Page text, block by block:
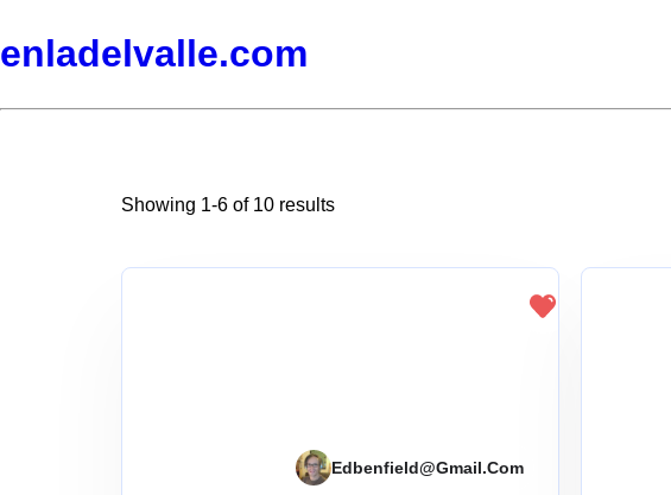
enladelvalle.com
Showing 1-6 of 10 results
Edbenfield@gmail.com